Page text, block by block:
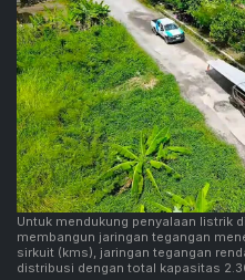
Untuk mendukung penyalaan listrik
membangun jaringan tegangan
sirkuit (kms), jaringan tegangan
distribusi dengan total kapasitas